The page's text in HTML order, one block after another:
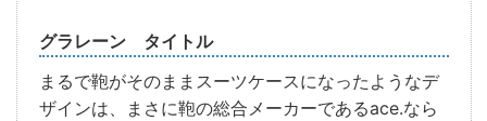
グラレーン タイトル
まるで鞄がそのままスーツケースになったようなデ
ザインは、まさに鞄の総合メーカーであるace.なら